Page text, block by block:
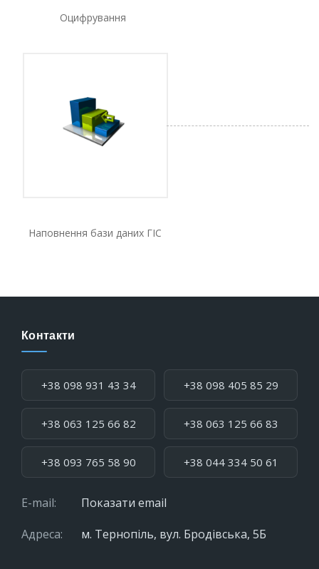
Оцифрування
Наповнення бази даних ГІС
Контакти
Телефон:
+38 098 931 43 34 +38 098 405 85 29
+38 063 125 66 82 +38 063 125 66 83
+38 093 765 58 90 +38 044 334 50 61
E-mail:
Показати email
Адреса:
м. Тернопіль, вул. Бродівська, 5Б